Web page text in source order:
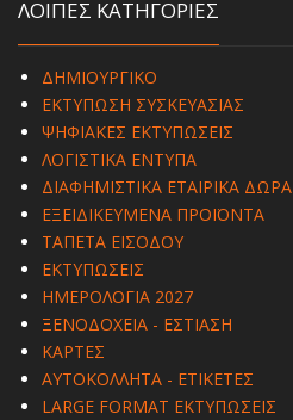
ΛΟΙΠΕΣ ΚΑΤΗΓΟΡΙΕΣ
ΔΗΜΙΟΥΡΓΙΚΟ
ΕΚΤΥΠΩΣΗ ΣΥΣΚΕΥΑΣΙΑΣ
ΨΗΦΙΑΚΕΣ ΕΚΤΥΠΩΣΕΙΣ
ΛΟΓΙΣΤΙΚΑ ΕΝΤΥΠΑ
ΔΙΑΦΗΜΙΣΤΙΚΑ ΕΤΑΙΡΙΚΑ ΔΩΡΑ
ΕΞΕΙΔΙΚΕΥΜΕΝΑ ΠΡΟΪΟΝΤΑ
ΤΑΠΕΤΑ ΕΙΣΟΔΟΥ
ΕΚΤΥΠΩΣΕΙΣ
ΗΜΕΡΟΛΟΓΙΑ 2027
ΞΕΝΟΔΟΧΕΙΑ - ΕΣΤΙΑΣΗ
ΚΑΡΤΕΣ
ΑΥΤΟΚΟΛΛΗΤΑ - ΕΤΙΚΕΤΕΣ
LARGE FORMAT ΕΚΤΥΠΩΣΕΙΣ